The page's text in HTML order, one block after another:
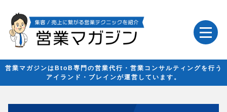
営業マガジンはBtoB専門の営業代行・営業コンサルティングを行う
アイランド・ブレインが運営しています。